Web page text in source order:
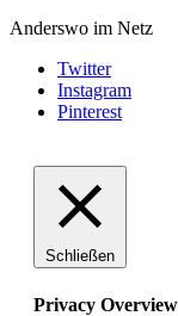
Anderswo im Netz
Twitter
Instagram
Pinterest
Schließen
Privacy Overview